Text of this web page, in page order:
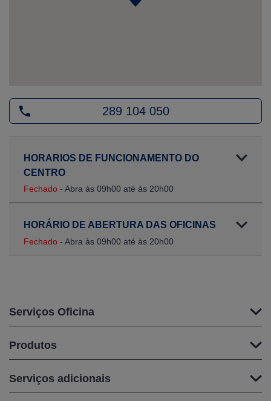
289 104 050
HORARIOS DE FUNCIONAMENTO DO
CENTRO
Fechado - Abra às 09h00 até às 20h00
HORÁRIO DE ABERTURA DAS OFICINAS
Fechado - Abra às 09h00 até às 20h00
Serviços Oficina
Produtos
Serviços adicionais